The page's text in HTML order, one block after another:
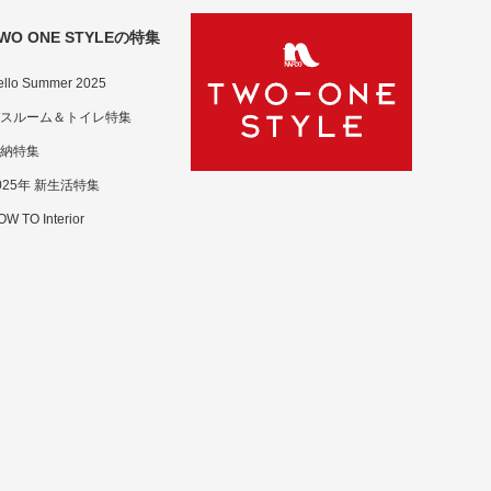
ONE STYLEの特集
Summer 2025
ルーム＆トイレ特集
特集
年 新生活特集
TO Interior